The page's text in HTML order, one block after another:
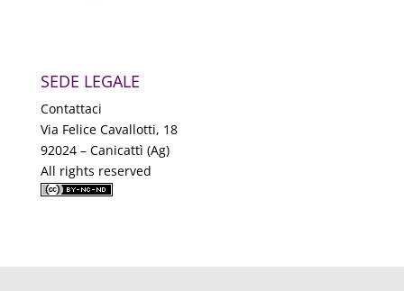
SEDE LEGALE
Contattaci
Via Felice Cavallotti, 18
92024 – Canicattì (Ag)
All rights reserved